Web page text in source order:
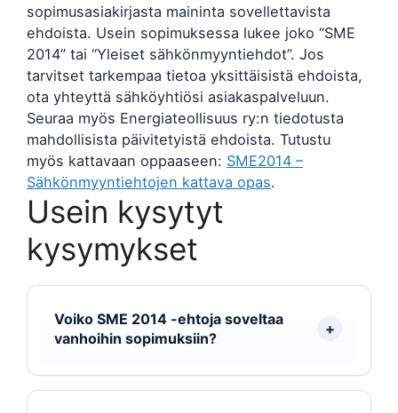
sopimusasiakirjasta maininta sovellettavista
ehdoista. Usein sopimuksessa lukee joko “SME
2014” tai “Yleiset sähkönmyyntiehdot”. Jos
tarvitset tarkempaa tietoa yksittäisistä ehdoista,
ota yhteyttä sähköyhtiösi asiakaspalveluun.
Seuraa myös Energiateollisuus ry:n tiedotusta
mahdollisista päivitetyistä ehdoista. Tutustu
myös kattavaan oppaaseen: SME2014 –
Sähkönmyyntiehtojen kattava opas.
Usein kysytyt
kysymykset
Voiko SME 2014 -ehtoja soveltaa
vanhoihin sopimuksiin?